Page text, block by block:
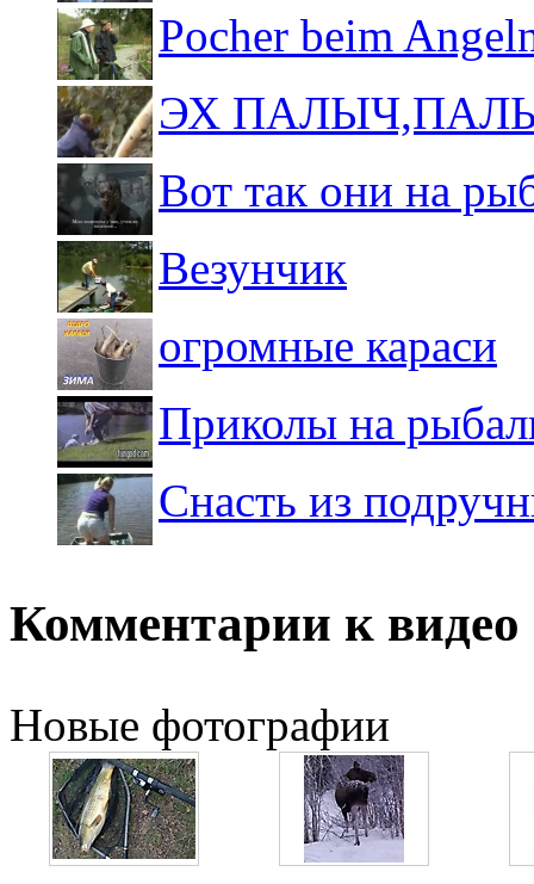
Pocher beim
ЭХ
Вот так они на
Везунчик
огромные караси
Приколы на
Снасть из
Комментарии к видео
Новые фотографии